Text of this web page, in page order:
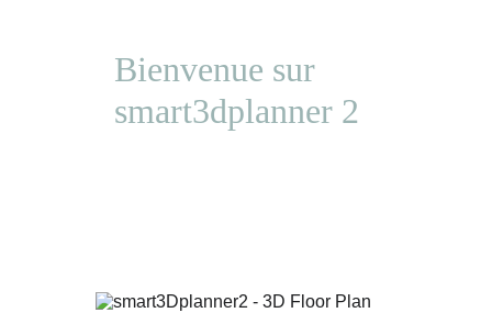
Bienvenue sur
smart3dplanner 2